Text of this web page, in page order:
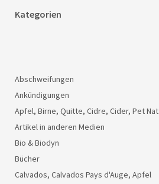
Kategorien
Abschweifungen
Ankündigungen
Apfel, Birne, Quitte, Cidre, Cider, Pet Nat
Artikel in anderen Medien
Bio & Biodyn
Bücher
Calvados, Calvados Pays d'Auge, Apfel